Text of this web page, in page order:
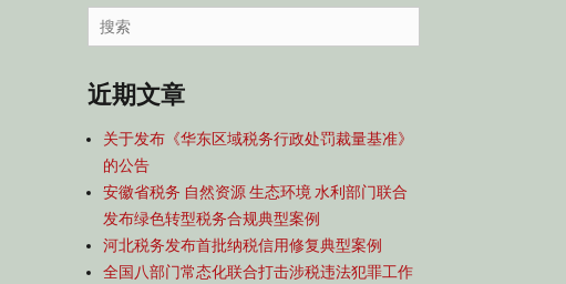
导
航
Search
for:
近期文章
关于发布《华东区域税务行政处罚裁量基准》
的公告
安徽省税务 自然资源 生态环境 水利部门联合
发布绿色转型税务合规典型案例
河北税务发布首批纳税信用修复典型案例
全国八部门常态化联合打击涉税违法犯罪工作